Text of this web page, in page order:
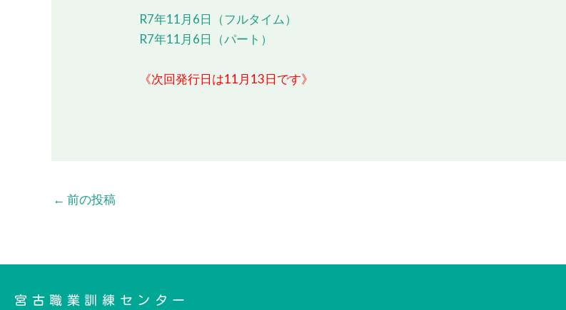
R7年11月6日（フルタイム）
R7年11月6日（パート）
《次回発行日は11月13日です》
← 前の投稿
宮古職業訓練センター